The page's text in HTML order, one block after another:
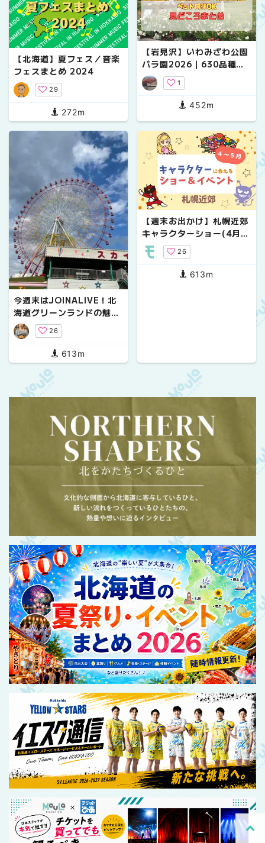
【北海道】夏フェス／音楽
フェスまとめ 2024
29
272m
【岩見沢】いわみざわ公園
バラ園2026｜630品種・
入園無料のローズフェス
タ・ペット同伴OKの見ど
ころまとめ
1
452m
今週末はJOINALIVE！北
海道グリーンランドの魅力
を探しに行ってきた話！
26
613m
【週末お出かけ】札幌近郊
キャラクターショー(4月～
5月)
26
613m